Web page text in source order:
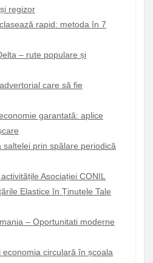
regizor
rapid: metoda în 7
– rute populare și
care să fie
garantată: aplice
saltelei prin spălare periodică
Asociației CONIL
Elastice în Ținutele Tale
– Oportunitati moderne
circulară în școala